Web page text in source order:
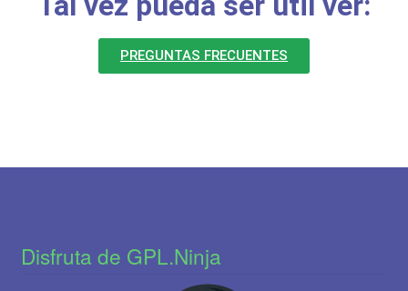
PREGUNTAS FRECUENTES
Disfruta de GPL.Ninja